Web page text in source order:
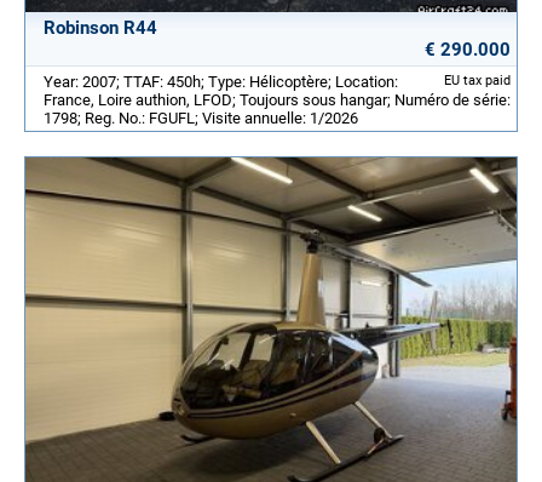
Robinson R44
€ 290.000
EU tax paid
Year: 2007; TTAF: 450h; Type: Hélicoptère; Location:
France, Loire authion, LFOD; Toujours sous hangar; Numéro de série:
1798; Reg. No.: FGUFL; Visite annuelle: 1/2026